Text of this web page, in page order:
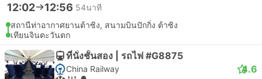
12:02 12:56 54นาที
สถานีท่าอากาศยานต้าซิง, สนามบินปักกิ่ง ต้าซิง
เทียนจินตะวันตก
ที่นั่งชั้นสอง | รถไฟ #G8875
China Railway 4.6